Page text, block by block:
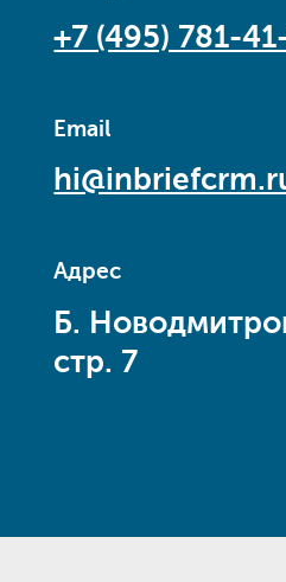
+7 (495) 781-
Email
Адрес
Б.
стр. 7